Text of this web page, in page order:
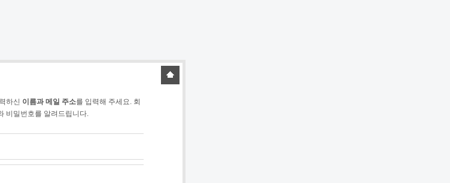
하신 이름과 메일 주소를 입력해 주세요. 회
비밀번호를 알려드립니다.